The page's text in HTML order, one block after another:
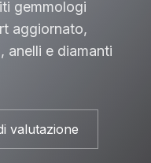
gemmologi
aggiornato,
anelli e diamanti
valutazione